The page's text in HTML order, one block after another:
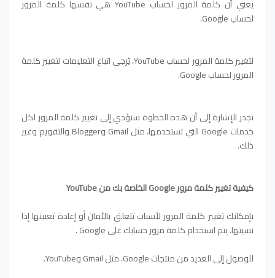
يعني أن كلمة المرور لحساب YouTube هي نفسها كلمة المرور
لحساب Google.
لتغيير كلمة المرور لحساب YouTube، يُرجى اتباع التعليمات لتغيير كلمة
المرور لحساب Google‏.
تجدر الإشارة إلى أن هذه الخطوة ستؤدي إلى تغيير كلمة المرور لكل
خدمات Google التي تستخدمها، مثل Gmail وBlogger والتقويم وغير
ذلك.
كيفية تغيير كلمة مرور Google الخاصة بك من YouTube
بإمكانك تغيير كلمة المرور لأسباب تتعلق بالأمان أو إعادة تعيينها إذا
نسيتها. يتم استخدام كلمة مرور حسابك على Google .
للوصول إلى العديد من منتجات Google، مثل Gmail وYouTube.